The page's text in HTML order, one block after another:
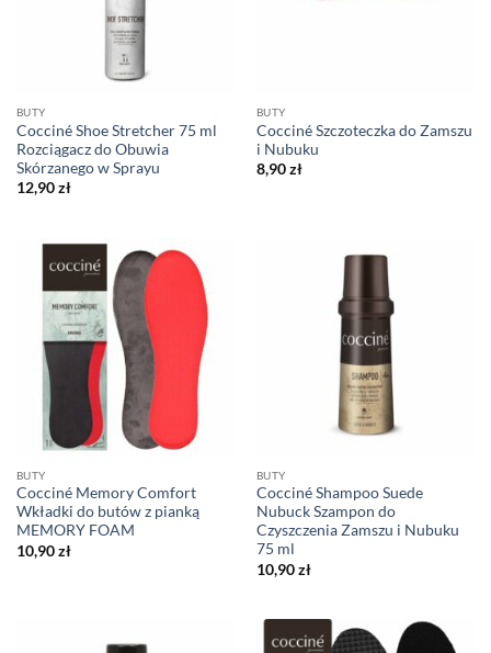
BUTY
Cocciné Shoe Stretcher 75 ml
Rozciągacz do Obuwia
Skórzanego w Sprayu
12,90zł
BUTY
Cocciné Szczoteczka do Zamszu
i Nubuku
8,90zł
BUTY
Cocciné Memory Comfort
Wkładki do butów z pianką
MEMORY FOAM
10,90zł
BUTY
Cocciné Shampoo Suede
Nubuck Szampon do
Czyszczenia Zamszu i Nubuku
75 ml
10,90zł